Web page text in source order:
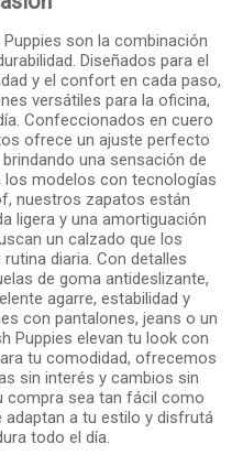
son la combinación
Diseñados para el
y el confort en cada paso,
versátiles para la oficina,
Confeccionados en cuero
ofrece un ajuste perfecto
una sensación de
modelos con tecnologías
nuestros zapatos están
ligera y una amortiguación
un calzado que los
diaria. Con detalles
de goma antideslizante,
agarre, estabilidad y
con pantalones, jeans o un
Puppies elevan tu look con
tu comodidad, ofrecemos
sin interés y cambios sin
compra sea tan fácil como
adaptan a tu estilo y disfrutá
todo el día.